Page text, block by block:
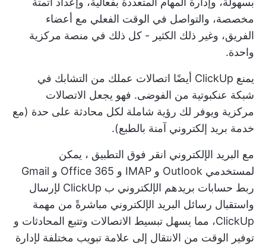
مخصصة، والتواصل في الوقت الفعلي مع أعضاء
الفريق، وغير ذلك الكثير - كل ذلك في منصة مركزية
واحدة.
يمنع ClickUp أيضًا اتصالات عملك من التشابك في
شبكة عنكبوتية من الفوضى. فهو يجعل الاتصالات
مركزية ويوفر لك رؤية شاملة لكل محادثة على حدة (مع
خدمة بريد إلكتروني آمنة بالطبع).
مع البريد الإلكتروني انقر فوق التطبيق ، يمكن
لمستخدمي Outlook و IMAP و Office 365 و Gmail
ربط حسابات بريدهم الإلكتروني ب ClickUp لإرسال
واستقبال رسائل البريد الإلكتروني مباشرةً من مهمة
ClickUp، مما يسهل تبسيط الاتصالات وتتبع المحادثات و
توفير الوقت من الانتقال إلى علامة تبويب مختلفة لإدارة